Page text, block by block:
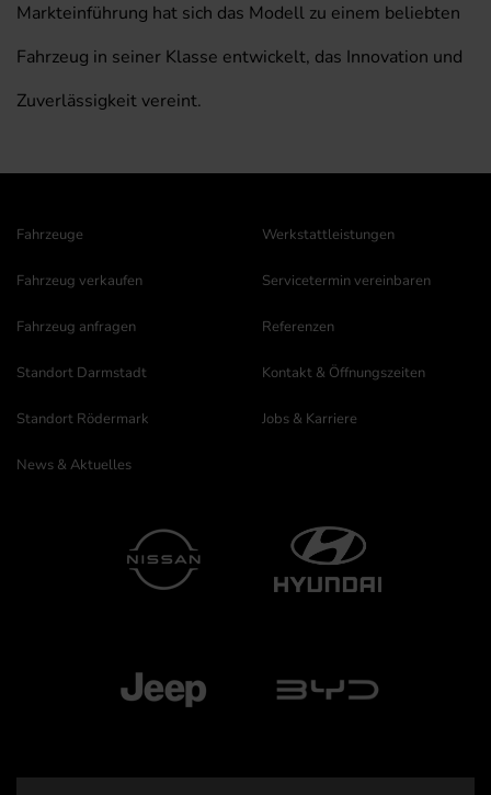
Markteinführung hat sich das Modell zu einem beliebten
Fahrzeug in seiner Klasse entwickelt, das Innovation und
Zuverlässigkeit vereint.
Fahrzeuge
Fahrzeug verkaufen
Fahrzeug anfragen
Werkstattleistungen
Servicetermin vereinbaren
Referenzen
Standort Darmstadt
Standort Rödermark
News & Aktuelles
Kontakt & Öffnungszeiten
Jobs & Karriere